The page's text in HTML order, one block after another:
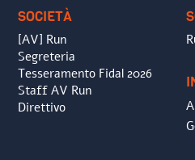
SOCIETÀ
[AV] Run
Segreteria
Tesseramento Fidal 2026
Staff AV Run
Direttivo